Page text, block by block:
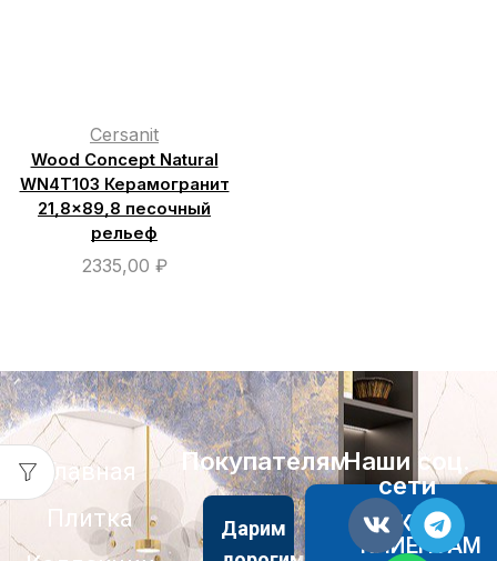
Cersanit
Wood Concept Natural
WN4T103 Керамогранит
21,8×89,8 песочный
рельеф
2335,00 ₽
Главная
Плитка
Покупателям
Дарим
АКЦИИ
КЛИЕНТАМ
Наши соц.
сети